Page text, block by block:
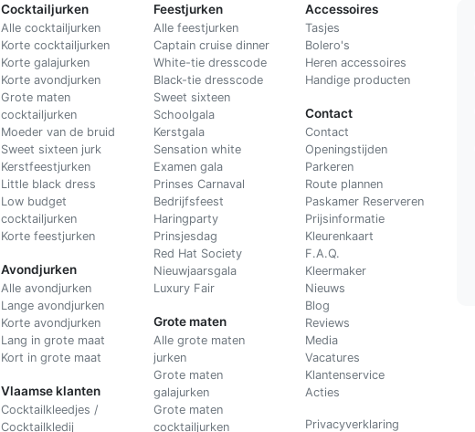
Cocktailjurken
Alle cocktailjurken
Korte cocktailjurken
Korte galajurken
Korte avondjurken
Grote maten
cocktailjurken
Moeder van de bruid
Sweet sixteen jurk
Kerstfeestjurken
Little black dress
Low budget
cocktailjurken
Korte feestjurken
Avondjurken
Alle avondjurken
Lange avondjurken
Korte avondjurken
Lang in grote maat
Kort in grote maat
Vlaamse klanten
Cocktailkleedjes /
Cocktailkledij
Feestjurken
Alle feestjurken
Captain cruise dinner
White-tie dresscode
Black-tie dresscode
Sweet sixteen
Schoolgala
Kerstgala
Sensation white
Examen gala
Prinses Carnaval
Bedrijfsfeest
Haringparty
Prinsjesdag
Red Hat Society
Nieuwjaarsgala
Luxury Fair
Grote maten
Alle grote maten
jurken
Grote maten
galajurken
Grote maten
cocktailjurken
Accessoires
Tasjes
Bolero's
Heren accessoires
Handige producten
Contact
Contact
Openingstijden
Parkeren
Route plannen
Paskamer Reserveren
Prijsinformatie
Kleurenkaart
F.A.Q.
Kleermaker
Nieuws
Blog
Reviews
Media
Vacatures
Klantenservice
Acties
Privacyverklaring